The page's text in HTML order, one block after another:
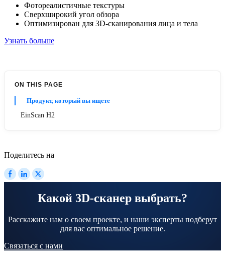
Фотореалистичные текстуры
Сверхширокий угол обзора
Оптимизирован для 3D-сканирования лица и тела
Узнать больше
ON THIS PAGE
Продукт, который вы ищете
EinScan H2
Поделитесь на
Какой 3D-сканер выбрать?
Расскажите нам о своем проекте, и наши эксперты подберут
для вас оптимальное решение.
Связаться с нами